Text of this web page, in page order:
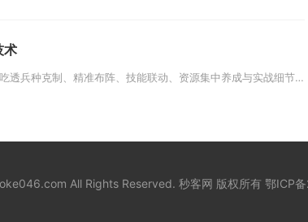
术
提升少年三国志零分篇技术的核心，在于吃透兵种克制、精准布阵、技能联动、资源集中养成与实战细节把控，五大维度环环相扣，熟练...
All Rights Reserved. 秒客网 版权所有 鄂ICP